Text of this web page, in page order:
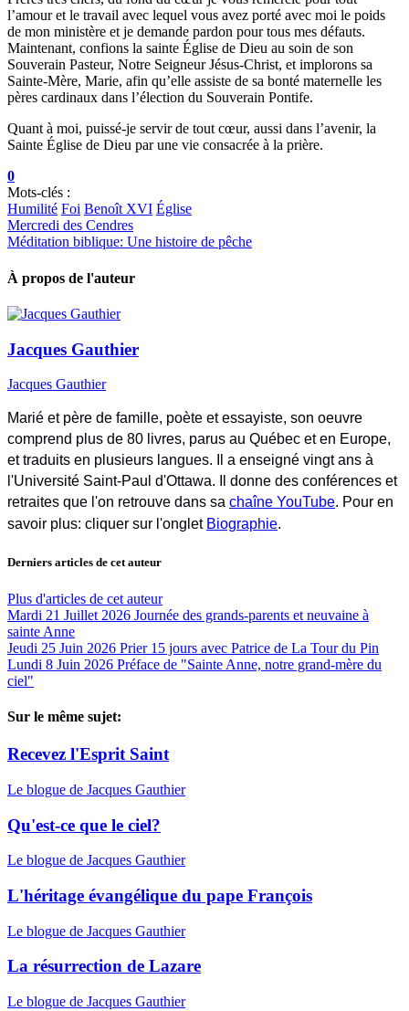
l’amour et le travail avec lequel vous avez porté avec moi le poids
de mon ministère et je demande pardon pour tous mes défauts.
Maintenant, confions la sainte Église de Dieu au soin de son
Souverain Pasteur, Notre Seigneur Jésus-Christ, et implorons sa
Sainte-Mère, Marie, afin qu’elle assiste de sa bonté maternelle les
pères cardinaux dans l’élection du Souverain Pontife.
Quant à moi, puissé-je servir de tout cœur, aussi dans l’avenir, la
Sainte Église de Dieu par une vie consacrée à la prière.
0
Mots-clés :
Humilité Foi Benoît XVI Église
Mercredi des Cendres
Méditation biblique: Une histoire de pêche
À propos de l'auteur
Jacques Gauthier
Jacques Gauthier
Marié et père de famille, poète et essayiste, son oeuvre
comprend plus de 80 livres, parus au Québec et en Europe,
et traduits en plusieurs langues. Il a enseigné vingt ans à
l'Université Saint-Paul d'Ottawa. Il donne des conférences et
retraites que l'on retrouve dans sa chaîne YouTube. Pour en
savoir plus: cliquer sur l'onglet Biographie.
Derniers articles de cet auteur
Plus d'articles de cet auteur
Mardi 21 Juillet 2026 Journée des grands-parents et neuvaine à
sainte Anne
Jeudi 25 Juin 2026 Prier 15 jours avec Patrice de La Tour du Pin
Lundi 8 Juin 2026 Préface de "Sainte Anne, notre grand-mère du
ciel"
Sur le même sujet:
Recevez l'Esprit Saint
Le blogue de Jacques Gauthier
Qu'est-ce que le ciel?
Le blogue de Jacques Gauthier
L'héritage évangélique du pape François
Le blogue de Jacques Gauthier
La résurrection de Lazare
Le blogue de Jacques Gauthier